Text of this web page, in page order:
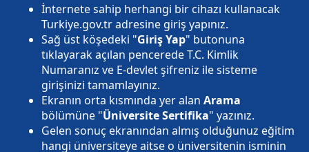
İnternete sahip herhangi bir cihazı kullanacak
Turkiye.gov.tr adresine giriş yapınız.
Sağ üst köşedeki "Giriş Yap" butonuna
tıklayarak açılan pencerede T.C. Kimlik
Numaranız ve E-devlet şifreniz ile sisteme
girişinizi tamamlayınız.
Ekranın orta kısmında yer alan Arama
bölümüne "Üniversite Sertifika" yazınız.
Gelen sonuç ekranından almış olduğunuz eğitim
hangi üniversiteye aitse o üniversitenin isminin